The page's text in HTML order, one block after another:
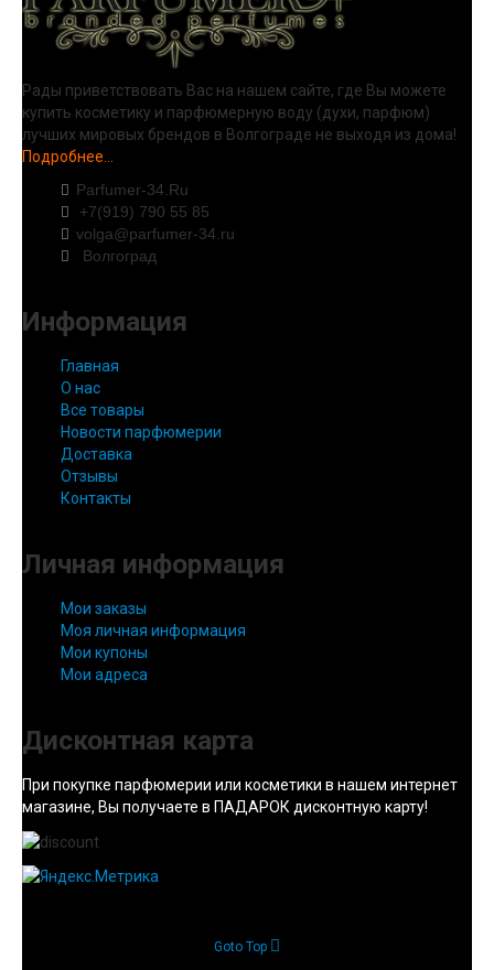
Рады приветствовать Вас на нашем сайте, где Вы можете
купить косметику и парфюмерную воду (духи, парфюм)
лучших мировых брендов в Волгограде не выходя из дома!
Подробнее...
Parfumer-34.Ru
+7(919) 790 55 85
volga@parfumer-34.ru
Волгоград
Информация
Главная
О нас
Все товары
Новости парфюмерии
Доставка
Отзывы
Контакты
Личная информация
Мои заказы
Моя личная информация
Мои купоны
Мои адреса
Дисконтная карта
При покупке парфюмерии или косметики в нашем интернет
магазине, Вы получаете в ПАДАРОК дисконтную карту!
Goto Top